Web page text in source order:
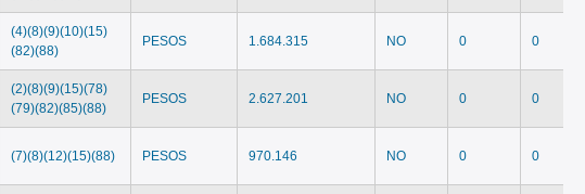
(4)(8)(9)(10)(15)
(82)(88)
PESOS 1.684.315 NO 0 0
(2)(8)(9)(15)(78)
(79)(82)(85)(88)
PESOS 2.627.201 NO 0 0
(7)(8)(12)(15)(88) PESOS 970.146 NO 0 0